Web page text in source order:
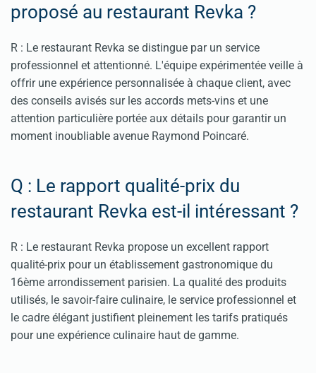
proposé au restaurant Revka ?
R : Le restaurant Revka se distingue par un service
professionnel et attentionné. L'équipe expérimentée veille à
offrir une expérience personnalisée à chaque client, avec
des conseils avisés sur les accords mets-vins et une
attention particulière portée aux détails pour garantir un
moment inoubliable avenue Raymond Poincaré.
Q : Le rapport qualité-prix du
restaurant Revka est-il intéressant ?
R : Le restaurant Revka propose un excellent rapport
qualité-prix pour un établissement gastronomique du
16ème arrondissement parisien. La qualité des produits
utilisés, le savoir-faire culinaire, le service professionnel et
le cadre élégant justifient pleinement les tarifs pratiqués
pour une expérience culinaire haut de gamme.